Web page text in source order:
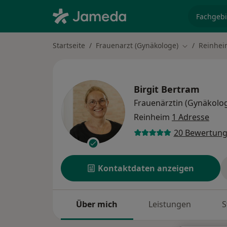
Startseite Frauenarzt (Gynäkologe) Stadt ändern
Birgit Bertram
Frauenärztin
Reinheim 1 Adresse
20
Kontaktdaten anzeigen
Über mich Leistungen